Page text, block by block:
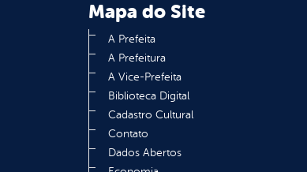
Mapa do Site
A Prefeita
A Prefeitura
A Vice-Prefeita
Biblioteca Digital
Cadastro Cultural
Contato
Dados Abertos